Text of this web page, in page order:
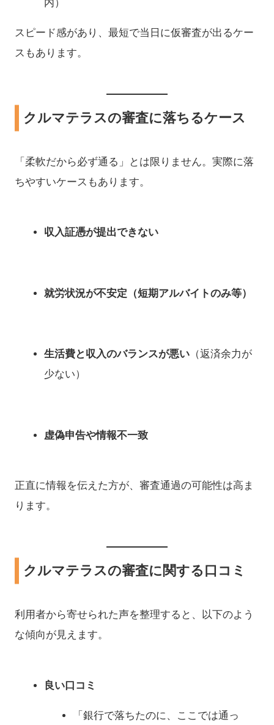
内）
スピード感があり、最短で当日に仮審査が出るケー
スもあります。
クルマテラスの審査に落ちるケース
「柔軟だから必ず通る」とは限りません。実際に落
ちやすいケースもあります。
収入証憑が提出できない
就労状況が不安定（短期アルバイトのみ等）
生活費と収入のバランスが悪い（返済余力が
少ない）
虚偽申告や情報不一致
正直に情報を伝えた方が、審査通過の可能性は高ま
ります。
クルマテラスの審査に関する口コミ
利用者から寄せられた声を整理すると、以下のよう
な傾向が見えます。
良い口コミ
「銀行で落ちたのに、ここでは通っ